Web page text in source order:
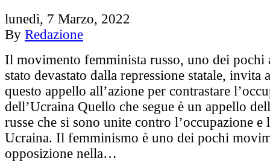
lunedì, 7 Marzo, 2022
By Redazione
Il movimento femminista russo, uno dei pochi
stato devastato dalla repressione statale, invita
questo appello all’azione per contrastare
dell’Ucraina Quello che segue è un appello
russe che si sono unite contro l’occupazione e
Ucraina. Il femminismo è uno dei pochi
opposizione nella…